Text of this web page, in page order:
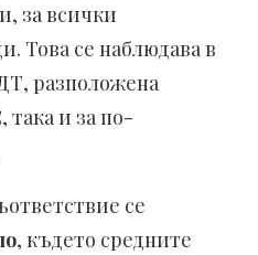
за всички
Това се наблюдава в
разположена
така и за по-
се
, където средните